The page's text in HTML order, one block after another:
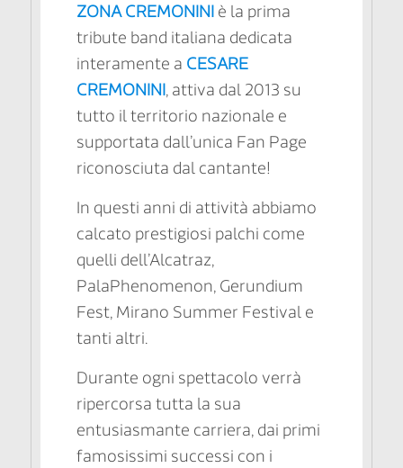
ZONA CREMONINI è la prima
tribute band italiana dedicata
interamente a CESARE
CREMONINI, attiva dal 2013 su
tutto il territorio nazionale e
supportata dall’unica Fan Page
riconosciuta dal cantante!
In questi anni di attività abbiamo
calcato prestigiosi palchi come
quelli dell’Alcatraz,
PalaPhenomenon, Gerundium
Fest, Mirano Summer Festival e
tanti altri.
Durante ogni spettacolo verrà
ripercorsa tutta la sua
entusiasmante carriera, dai primi
famosissimi successi con i